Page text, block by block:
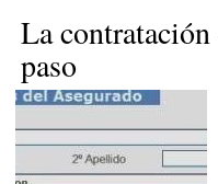
La contratación
paso